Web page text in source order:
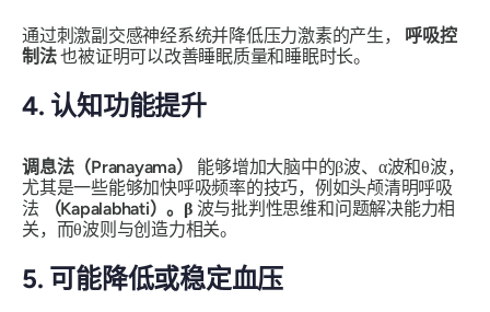
通过刺激副交感神经系统并降低压力激素的产生， 呼吸控
制法也被证明可以改善睡眠质量和睡眠时长。
4. 认知功能提升
调息法（Pranayama）
能够增加大脑中的β波、α波和θ波，
尤其是一些能够加快呼吸频率的技巧，例如头颅清明呼吸
法
（Kapalabhati）。β波与批判性思维和问题解决能力相
关，而θ波则与创造力相关。
5. 可能降低或稳定血压